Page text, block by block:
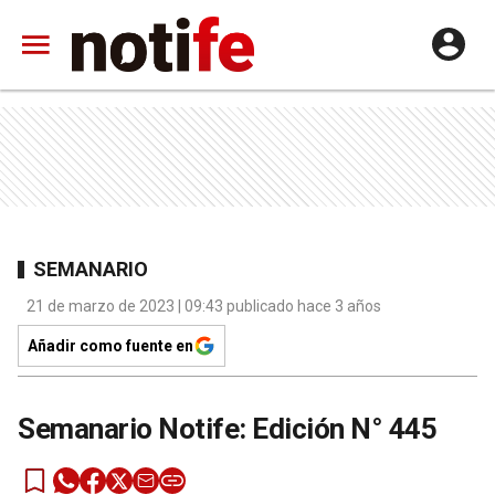
SEMANARIO
21 de marzo de 2023 | 09:43 publicado hace 3 años
Añadir como fuente en
Semanario Notife: Edición N° 445